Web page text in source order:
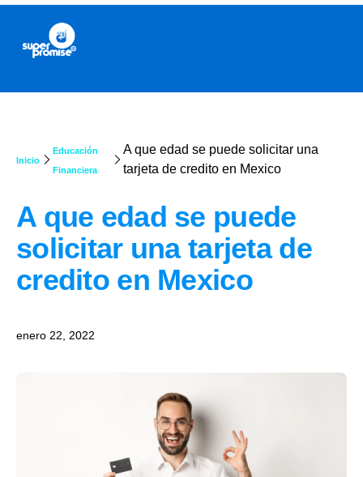
Inicio
Educación
Financiera
A que edad se puede solicitar una
tarjeta de credito en Mexico
A que edad se puede
solicitar una tarjeta de
credito en Mexico
enero 22, 2022